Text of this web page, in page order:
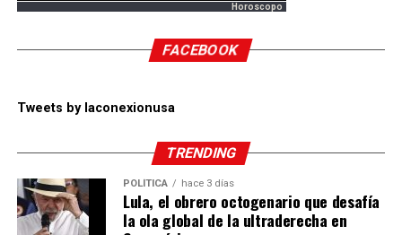
Horoscopo
FACEBOOK
Tweets by laconexionusa
TRENDING
POLÍTICA hace 3 días
Lula, el obrero octogenario que desafía
la ola global de la ultraderecha en